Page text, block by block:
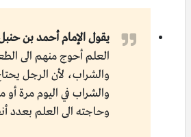
يقول الإمام أحمد بن
العلم أحوج منهم الى
والشراب، لأن الرجل
والشراب في اليوم مرة أو
وحاجته الى العلم بعدد